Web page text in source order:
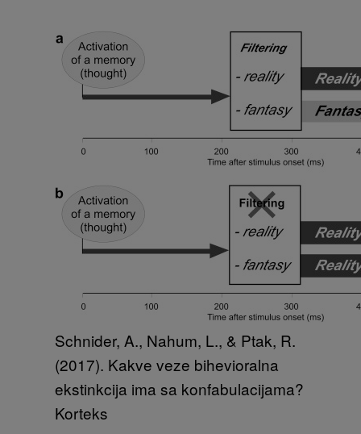
Schnider, A., Nahum, L., & Ptak, R.
(2017). Kakve veze bihevioralna
ekstinkcija ima sa konfabulacijama?
Korteks